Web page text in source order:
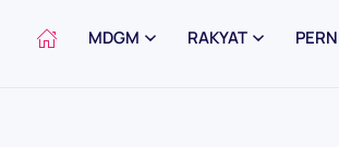
MDGM RAKYAT